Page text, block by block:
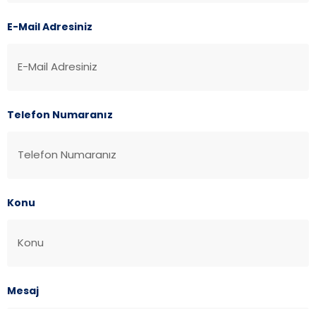
E-Mail Adresiniz
Telefon Numaranız
Konu
Mesaj